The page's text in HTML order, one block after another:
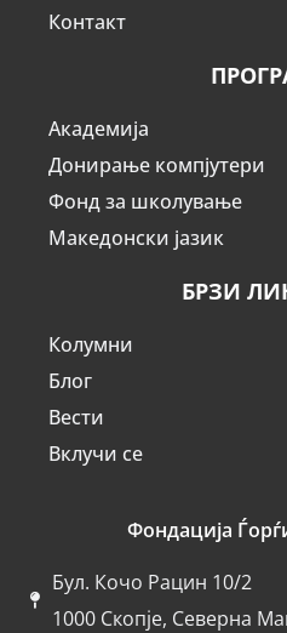
Контакт
Академија
Донирање компјутери
Фонд за школување
Македонски јазик
БРЗИ
Колумни
Блог
Вести
Вклучи се
Фондација
Бул. Кочо Рацин 10/2
1000 Скопје, Северна